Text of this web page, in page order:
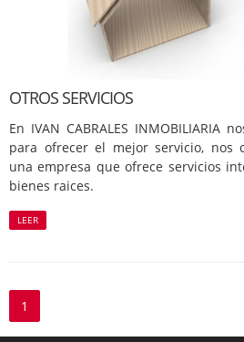
OTROS SERVICIOS
En IVAN CABRALES INMOBILIARIA
para ofrecer el mejor servicio, nos
una empresa que ofrece servicios
bienes raices.
LEER
1